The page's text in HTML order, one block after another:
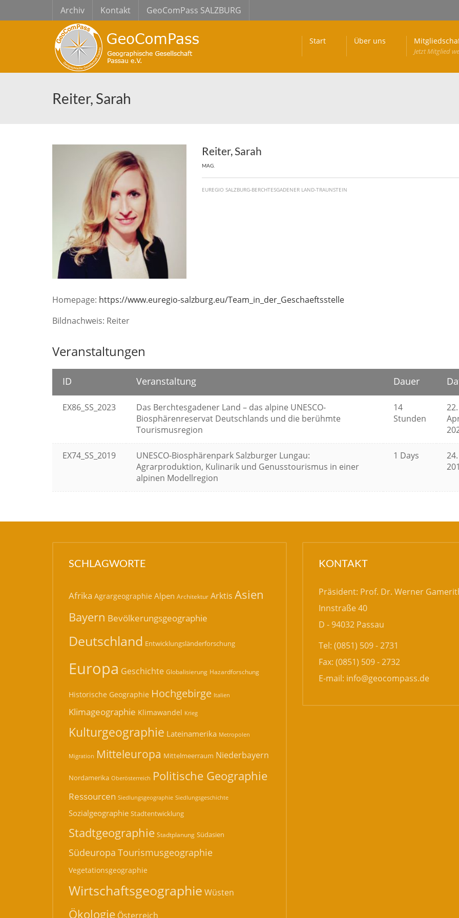
Archiv Kontakt GeoComPass SALZBURG
Start Über uns
Jetzt Mitglied
Reiter, Sarah
Reiter, Sarah
MAG.
EUREGIO SALZBURG-BERCHTESGADENER LAND-TRAUNSTEIN
Homepage: https://www.euregio-salzburg.eu/Team_in_der_Geschaeftsstelle
Bildnachweis: Reiter
Veranstaltungen
ID Veranstaltung Dauer
EX86_SS_2023
Das Berchtesgadener Land – das alpine UNESCO-
Biosphärenreservat Deutschlands und die berühmte
Tourismusregion
14
Stunden
22.
EX74_SS_2019
UNESCO-Biosphärenpark Salzburger Lungau:
Agrarproduktion, Kulinarik und Genusstourismus in einer
alpinen Modellregion
1 Days
SCHLAGWORTE
Afrika Agrargeographie Alpen Architektur Arktis Asien
Bayern Bevölkerungsgeographie
Deutschland Entwicklungsländerforschung
Europa Geschichte Globalisierung Hazardforschung
Historische Geographie Hochgebirge Italien
Klimageographie Klimawandel Krieg
Kulturgeographie Lateinamerika Metropolen
Migration Mitteleuropa Mittelmeerraum Niederbayern
Nordamerika Oberösterreich Politische Geographie
Ressourcen Siedlungsgeographie Siedlungsgeschichte
Sozialgeographie Stadtentwicklung
Stadtgeographie Stadtplanung Südasien
Südeuropa Tourismusgeographie
Vegetationsgeographie
Wirtschaftsgeographie Wüsten
Ökologie Österreich
KONTAKT
Präsident: Prof. Dr. Werner
Innstraße 40
D - 94032 Passau
Tel: (0851) 509 - 2731
Fax: (0851) 509 - 2732
E-mail: info@geocompass.de